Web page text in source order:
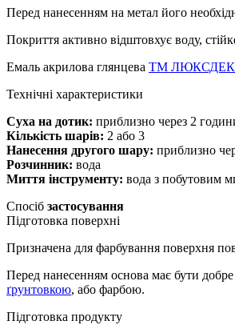
Перед нанесенням на метал його
Покриття активно відштовхує воду,
Емаль акрилова глянцева ТМ
Технічні характеристики
Суха на дотик: приблизно через 2
Кількість шарів: 2 або 3
Нанесення другого шару: приблизно
Розчинник: вода
Миття інструменту: вода з побутовим
Спосіб застосування
Підготовка поверхні
Призначена для фарбування поверхня
Перед нанесенням основа має бути
ґрунтовкою, або фарбою.
Підготовка продукту